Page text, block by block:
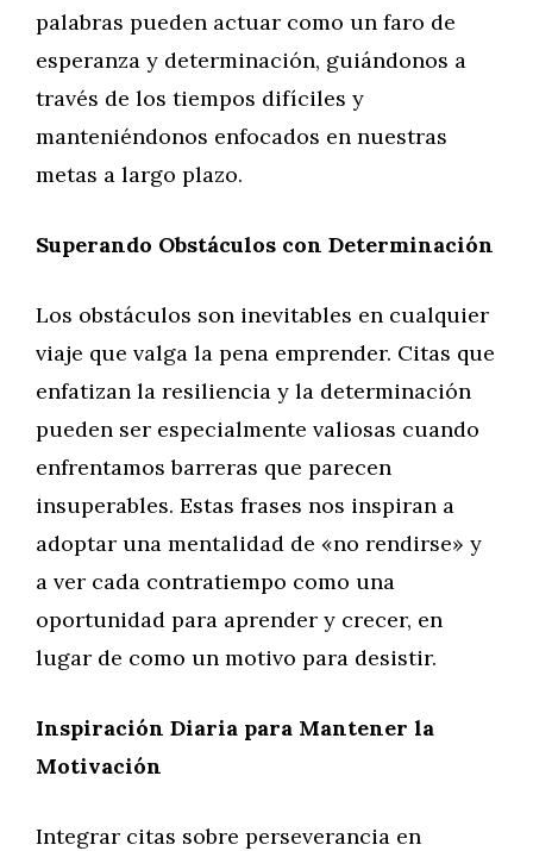
palabras pueden actuar como un faro de
esperanza y determinación, guiándonos a
través de los tiempos difíciles y
manteniéndonos enfocados en nuestras
metas a largo plazo.
Superando Obstáculos con Determinación
Los obstáculos son inevitables en cualquier
viaje que valga la pena emprender. Citas que
enfatizan la resiliencia y la determinación
pueden ser especialmente valiosas cuando
enfrentamos barreras que parecen
insuperables. Estas frases nos inspiran a
adoptar una mentalidad de «no rendirse» y
a ver cada contratiempo como una
oportunidad para aprender y crecer, en
lugar de como un motivo para desistir.
Inspiración Diaria para Mantener la
Motivación
Integrar citas sobre perseverancia en